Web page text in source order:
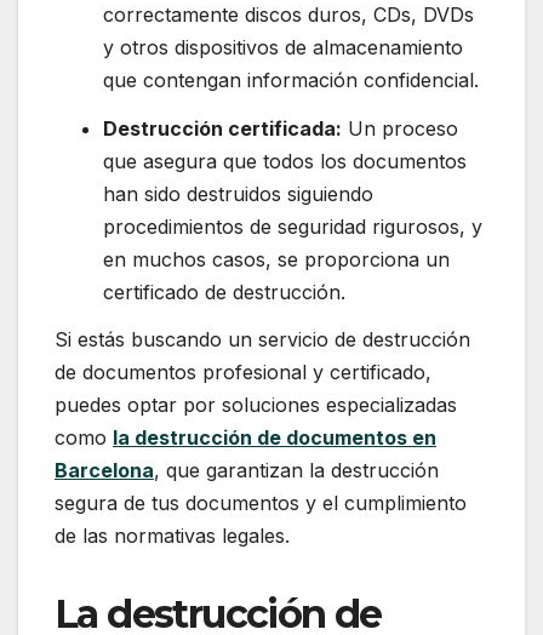
correctamente discos duros, CDs, DVDs
y otros dispositivos de almacenamiento
que contengan información confidencial.
Destrucción certificada: Un proceso
que asegura que todos los documentos
han sido destruidos siguiendo
procedimientos de seguridad rigurosos, y
en muchos casos, se proporciona un
certificado de destrucción.
Si estás buscando un servicio de destrucción
de documentos profesional y certificado,
puedes optar por soluciones especializadas
como la destrucción de documentos en
Barcelona, que garantizan la destrucción
segura de tus documentos y el cumplimiento
de las normativas legales.
La destrucción de